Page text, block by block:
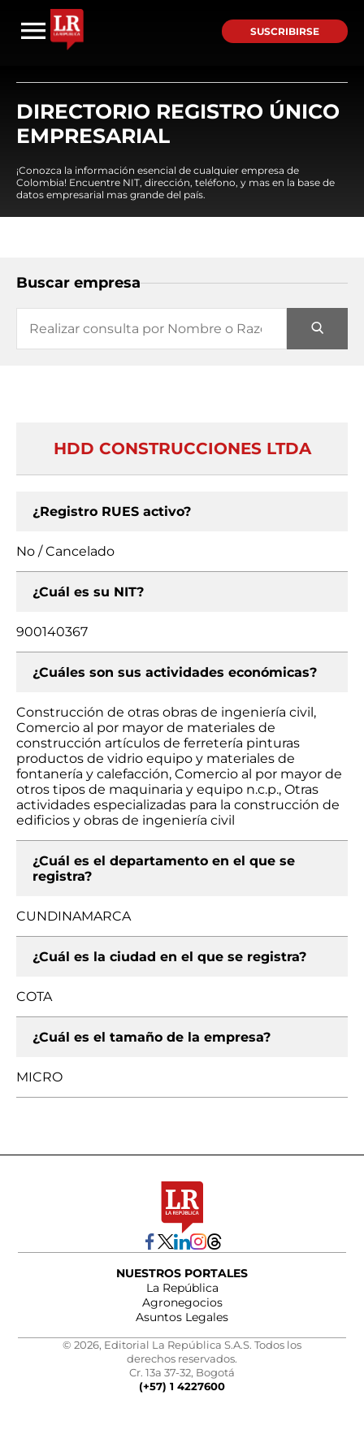
SUSCRIBIRSE
DIRECTORIO REGISTRO ÚNICO
EMPRESARIAL
¡Conozca la información esencial de cualquier empresa de
Colombia! Encuentre NIT, dirección, teléfono, y mas en la base de
datos empresarial mas grande del país.
Buscar empresa
HDD CONSTRUCCIONES LTDA
¿Registro RUES activo?
No / Cancelado
¿Cuál es su NIT?
900140367
¿Cuáles son sus actividades económicas?
Construcción de otras obras de ingeniería civil,
Comercio al por mayor de materiales de
construcción artículos de ferretería pinturas
productos de vidrio equipo y materiales de
fontanería y calefacción, Comercio al por mayor de
otros tipos de maquinaria y equipo n.c.p., Otras
actividades especializadas para la construcción de
edificios y obras de ingeniería civil
¿Cuál es el departamento en el que se
registra?
CUNDINAMARCA
¿Cuál es la ciudad en el que se registra?
COTA
¿Cuál es el tamaño de la empresa?
MICRO
NUESTROS PORTALES
La República
Agronegocios
Asuntos Legales
© 2026, Editorial La República S.A.S. Todos los
derechos reservados.
Cr. 13a 37-32, Bogotá
(+57) 1 4227600